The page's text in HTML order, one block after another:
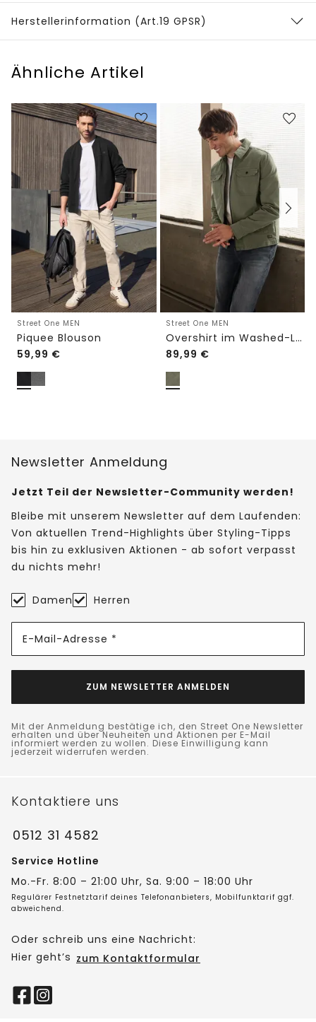
Herstellerinformation (Art.19 GPSR)
Ähnliche Artikel
Street One MEN
Piquee Blouson
59,99 €
Street One MEN
Overshirt im Washed-Look
89,99 €
Newsletter Anmeldung
Jetzt Teil der Newsletter-Community werden!
Bleibe mit unserem Newsletter auf dem Laufenden:
Von aktuellen Trend-Highlights über Styling-Tipps
bis hin zu exklusiven Aktionen - ab sofort verpasst
du nichts mehr!
Damen Herren
E-Mail-Adresse *
ZUM NEWSLETTER ANMELDEN
Mit der Anmeldung bestätige ich, den Street One Newsletter
erhalten und über Neuheiten und Aktionen per E-Mail
informiert werden zu wollen. Diese Einwilligung kann
jederzeit widerrufen werden.
Kontaktiere uns
0512 31 4582
Service Hotline
Mo.-Fr. 8:00 – 21:00 Uhr, Sa. 9:00 – 18:00 Uhr
Regulärer Festnetztarif deines Telefonanbieters, Mobilfunktarif ggf.
abweichend.
Oder schreib uns eine Nachricht:
Hier geht’s zum Kontaktformular